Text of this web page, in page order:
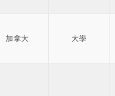
加拿大 大學